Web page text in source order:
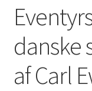
danske
af Carl